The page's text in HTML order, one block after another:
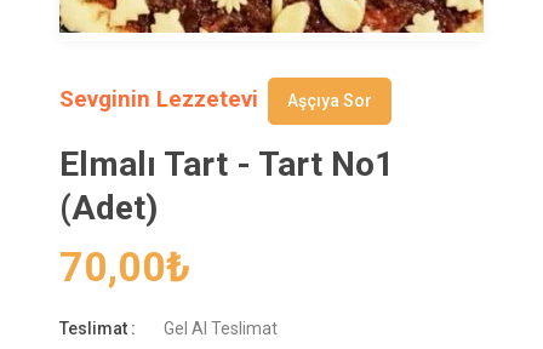
Sevginin Lezzetevi Aşçıya Sor
Elmalı Tart - Tart No1
(Adet)
70,00₺
Teslimat : Gel Al Teslimat